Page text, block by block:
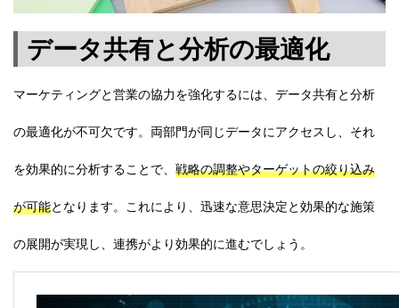
データ共有と分析の最適化
マーケティングと営業の協力を強化するには、データ共有と分析
の最適化が不可欠です。両部門が同じデータにアクセスし、それ
を効果的に分析することで、 戦略の調整やターゲットの絞り込み
が可能となります。これにより、迅速な意思決定と効果的な施策
の展開が実現し、連携がより効果的に進むでしょう。